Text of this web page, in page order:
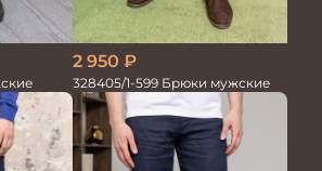
2 950 ₽
328405/1-599 Брюки мужские